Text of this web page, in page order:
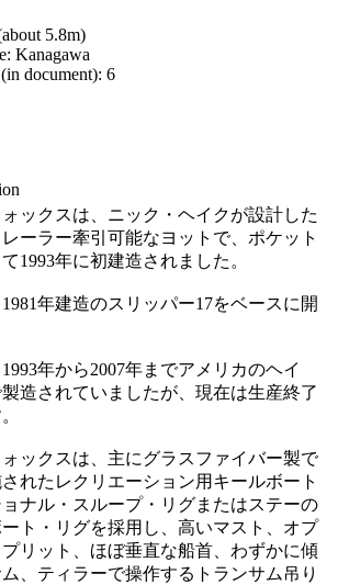
5.8m)
Kanagawa
document): 6
ックスは、ニック・ヘイクが設計した
ーラー牽引可能なヨットで、ポケット
1993年に初建造されました。
年建造のスリッパー17をベースに開
年から2007年までアメリカのヘイ
造されていましたが、現在は生産終了
ックスは、主にグラスファイバー製で
れたレクリエーション用キールボート
ナル・スループ・リグまたはステーの
ト・リグを採用し、高いマスト、オプ
リット、ほぼ垂直な船首、わずかに傾
、ティラーで操作するトランサム吊り